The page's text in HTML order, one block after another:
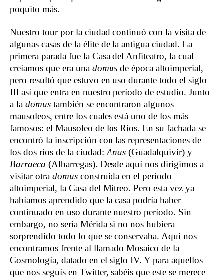
poquito más.
Nuestro tour por la ciudad continuó con la visita de
algunas casas de la élite de la antigua ciudad. La
primera parada fue la Casa del Anfiteatro, la cual
creíamos que era una domus de época altoimperial,
pero resultó que estuvo en uso durante todo el siglo
III así que entra en nuestro período de estudio. Junto
a la domus también se encontraron algunos
mausoleos, entre los cuales está uno de los más
famosos: el Mausoleo de los Ríos. En su fachada se
encontró la inscripción con las representaciones de
los dos ríos de la ciudad:Anas (Guadalquivir) y
Barraeca (Albarregas). Desde aquí nos dirigimos a
visitar otra domus construida en el período
altoimperial, la Casa del Mitreo. Pero esta vez ya
habíamos aprendido que la casa podría haber
continuado en uso durante nuestro período. Sin
embargo, no sería Mérida si no nos hubiera
sorprendido todo lo que se conservaba. Aquí nos
encontramos frente al llamado Mosaico de la
Cosmología, datado en el siglo IV. Y para aquellos
que nos seguís en Twitter, sabéis que este se merece